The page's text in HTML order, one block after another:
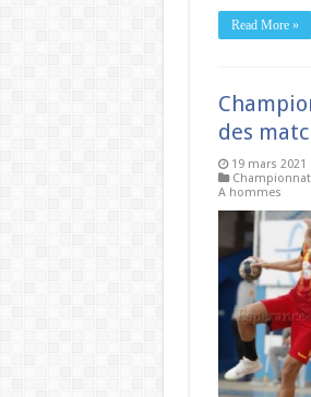
Read More »
des
19 mars 2021
A hommes